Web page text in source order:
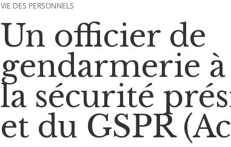
VIE DES PERSONNELS
Un officier de
gendarmerie
la sécurité
et du GSPR